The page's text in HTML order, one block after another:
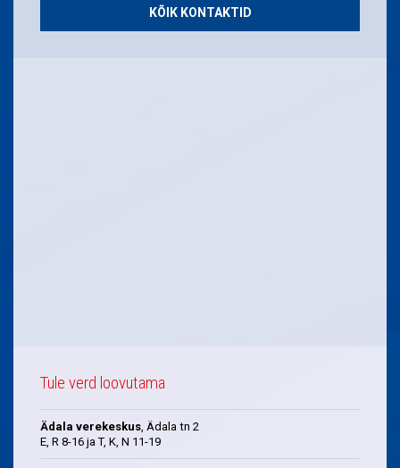
KÕIK KONTAKTID
Tule verd loovutama
Ädala verekeskus, Ädala tn 2
E, R 8-16 ja T, K, N 11-19